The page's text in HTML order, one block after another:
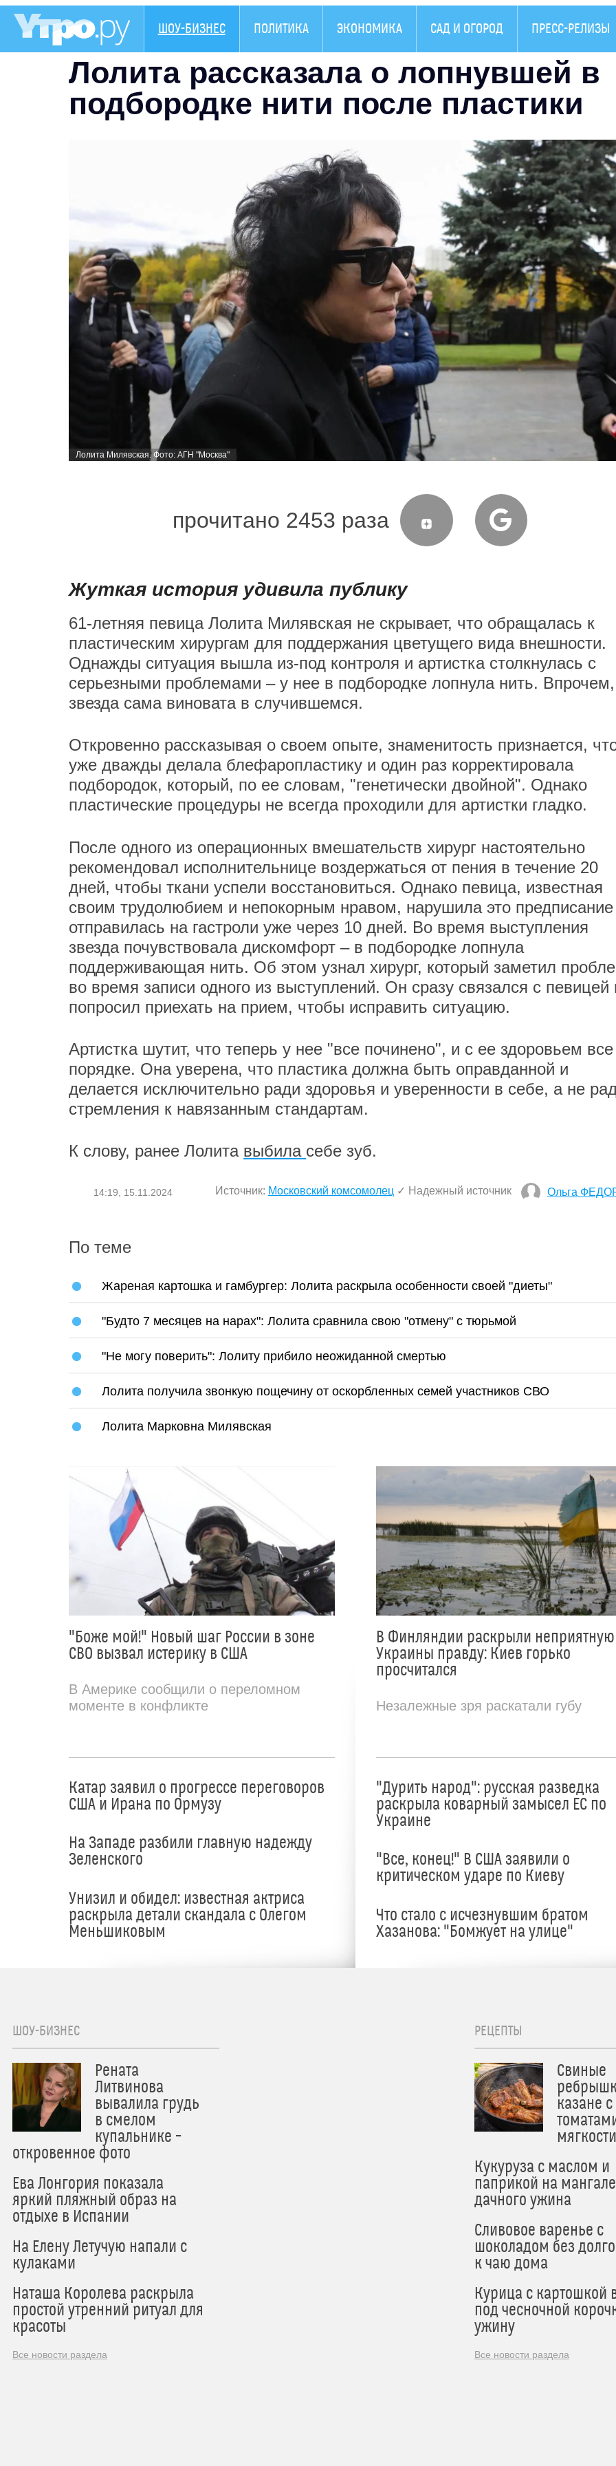
ШОУ-БИЗНЕС ПОЛИТИКА ЭКОНОМИКА САД И ОГОРОД ПРЕСС-РЕЛИЗЫ
Лолита рассказала о лопнувшей в
подбородке нити после пластики
Лолита Милявская. Фото: АГН "Москва"
прочитано 2453 раза
Жуткая история удивила публику
61-летняя певица Лолита Милявская не скрывает, что обращалась к
пластическим хирургам для поддержания цветущего вида внешности.
Однажды ситуация вышла из-под контроля и артистка столкнулась с
серьезными проблемами – у нее в подбородке лопнула нить. Впрочем,
звезда сама виновата в случившемся.
Откровенно рассказывая о своем опыте, знаменитость признается,
уже дважды делала блефаропластику и один раз корректировала
подбородок, который, по ее словам, "генетически двойной". Однако
пластические процедуры не всегда проходили для артистки гладко.
После одного из операционных вмешательств хирург настоятельно
рекомендовал исполнительнице воздержаться от пения в течение 20
дней, чтобы ткани успели восстановиться. Однако певица, известная
своим трудолюбием и непокорным нравом, нарушила это
отправилась на гастроли уже через 10 дней. Во время выступления
звезда почувствовала дискомфорт – в подбородке лопнула
поддерживающая нить. Об этом узнал хирург, который заметил
во время записи одного из выступлений. Он сразу связался с певицей
попросил приехать на прием, чтобы исправить ситуацию.
Артистка шутит, что теперь у нее "все починено", и с ее здоровьем
порядке. Она уверена, что пластика должна быть оправданной и
делается исключительно ради здоровья и уверенности в себе, а не
стремления к навязанным стандартам.
К слову, ранее Лолита выбила себе зуб.
14:19, 15.11.2024 Источник: Московский комсомолец ✓ Надежный источник Ольга
По теме
Жареная картошка и гамбургер: Лолита раскрыла особенности своей "диеты"
"Будто 7 месяцев на нарах": Лолита сравнила свою "отмену" с тюрьмой
"Не могу поверить": Лолиту прибило неожиданной смертью
Лолита получила звонкую пощечину от оскорбленных семей участников СВО
Лолита Марковна Милявская
"Боже мой!" Новый шаг России в зоне
СВО вызвал истерику в США
В Америке сообщили о переломном
моменте в конфликте
Катар заявил о прогрессе переговоров
США и Ирана по Ормузу
На Западе разбили главную надежду
Зеленского
Унизил и обидел: известная актриса
раскрыла детали скандала с Олегом
Меньшиковым
В Финляндии раскрыли
Украины правду: Киев горько
просчитался
Незалежные зря раскатали губу
"Дурить народ": русская разведка
раскрыла коварный замысел ЕС по
Украине
"Все, конец!" В США заявили о
критическом ударе по Киеву
Что стало с исчезнувшим братом
Хазанова: "Бомжует на улице"
ШОУ-БИЗНЕС
Рената
Литвинова
вывалила грудь
в смелом
купальнике –
откровенное фото
Ева Лонгория показала
яркий пляжный образ на
отдыхе в Испании
На Елену Летучую напали с
кулаками
Наташа Королева раскрыла
простой утренний ритуал для
красоты
Все новости раздела
РЕЦЕПТЫ
Свиные
казане
мягкости
Кукуруза с маслом и
паприкой на
дачного ужина
Сливовое варенье с
шоколадом без
к чаю дома
Курица с картошкой
под чесночной
ужину
Все новости раздела